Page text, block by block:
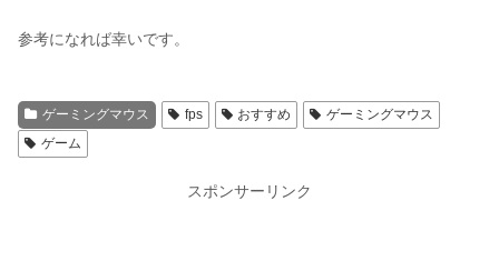
参考になれば幸いです。
ゲーミングマウス fps おすすめ
ゲーミングマウス
ゲーム
スポンサーリンク